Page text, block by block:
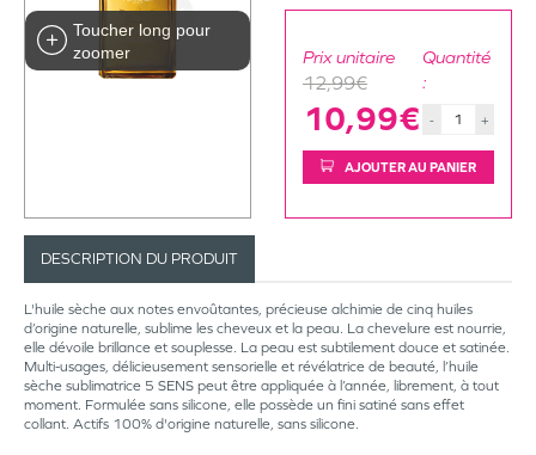
Toucher long pour
zoomer
Prix unitaire
12,99€
10,99€
Quantité
:
- +
AJOUTER AU PANIER
DESCRIPTION DU PRODUIT
L'huile sèche aux notes envoûtantes, précieuse alchimie de cinq huiles
d’origine naturelle, sublime les cheveux et la peau. La chevelure est nourrie,
elle dévoile brillance et souplesse. La peau est subtilement douce et satinée.
Multi-usages, délicieusement sensorielle et révélatrice de beauté, l’huile
sèche sublimatrice 5 SENS peut être appliquée à l’année, librement, à tout
moment. Formulée sans silicone, elle possède un fini satiné sans effet
collant. Actifs 100% d'origine naturelle, sans silicone.